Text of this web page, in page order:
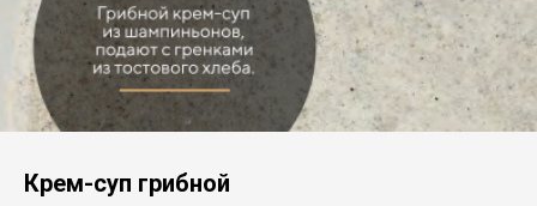
Крем-суп грибной